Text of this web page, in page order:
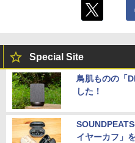
Special Site
鳥肌ものの「
した！
イヤーカフ」